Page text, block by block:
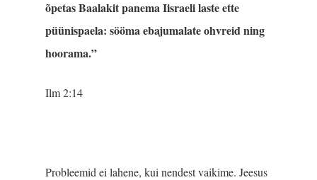
õpetas Baalakit panema Iisraeli laste ette
püünispaela: sööma ebajumalate ohvreid ning
hoorama.”
Ilm 2:14
Probleemid ei lahene, kui nendest vaikime. Jeesus